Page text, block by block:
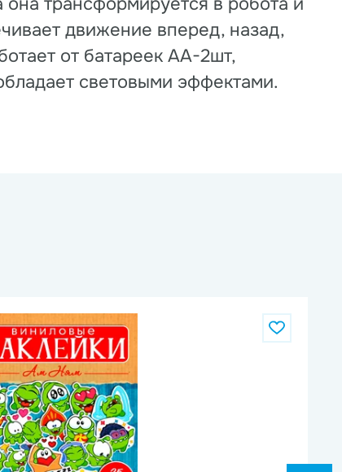
движение вперед, назад,
от батареек AA-2шт,
световыми эффектами.